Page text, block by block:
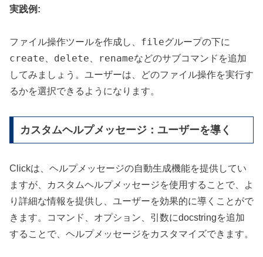
実践例:
ファイル操作ツールを作成し、 fileグループの下に
create delete renameなどのサブコマンドを追加
してみましょう。ユーザーは、どのファイル操作を実行す
るかを選択できるようになります。
カスタムヘルプメッセージ：ユーザーを導く
Clickは、ヘルプメッセージの自動生成機能を提供してい
ますが、カスタムヘルプメッセージを使用することで、よ
り詳細な情報を提供し、ユーザーを効果的に導くことがで
きます。コマンド、オプション、引数にdocstringを追加
することで、ヘルプメッセージをカスタマイズできます。